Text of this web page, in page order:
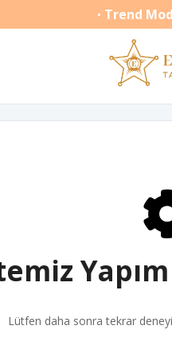
• Trend
Lütfen daha sonra tekrar